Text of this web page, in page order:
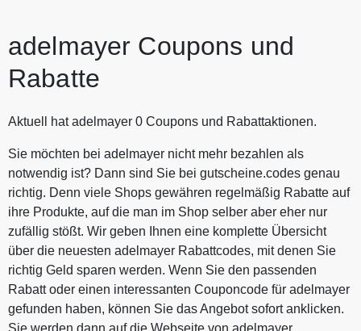
adelmayer Coupons und
Rabatte
Aktuell hat adelmayer 0 Coupons und Rabattaktionen.
Sie möchten bei adelmayer nicht mehr bezahlen als
notwendig ist? Dann sind Sie bei gutscheine.codes genau
richtig. Denn viele Shops gewähren regelmäßig Rabatte auf
ihre Produkte, auf die man im Shop selber aber eher nur
zufällig stößt. Wir geben Ihnen eine komplette Übersicht
über die neuesten adelmayer Rabattcodes, mit denen Sie
richtig Geld sparen werden. Wenn Sie den passenden
Rabatt oder einen interessanten Couponcode für adelmayer
gefunden haben, können Sie das Angebot sofort anklicken.
Sie werden dann auf die Webseite von adelmayer